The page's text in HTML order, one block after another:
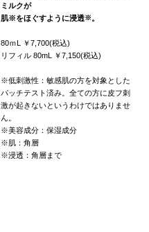
ミルクが
肌※をほぐすように浸透※。
80ｍL ￥7,700(税込)
リフィル 80mL ￥7,150(税込)
※低刺激性：敏感肌の方を対象とした
パッチテスト済み。全ての方に皮フ刺
激が起きないというわけではありませ
ん。
※美容成分：保湿成分
※肌：角層
※浸透：角層まで